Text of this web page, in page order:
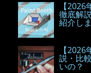
【
徹底解
紹介し
【
説・比
いの？